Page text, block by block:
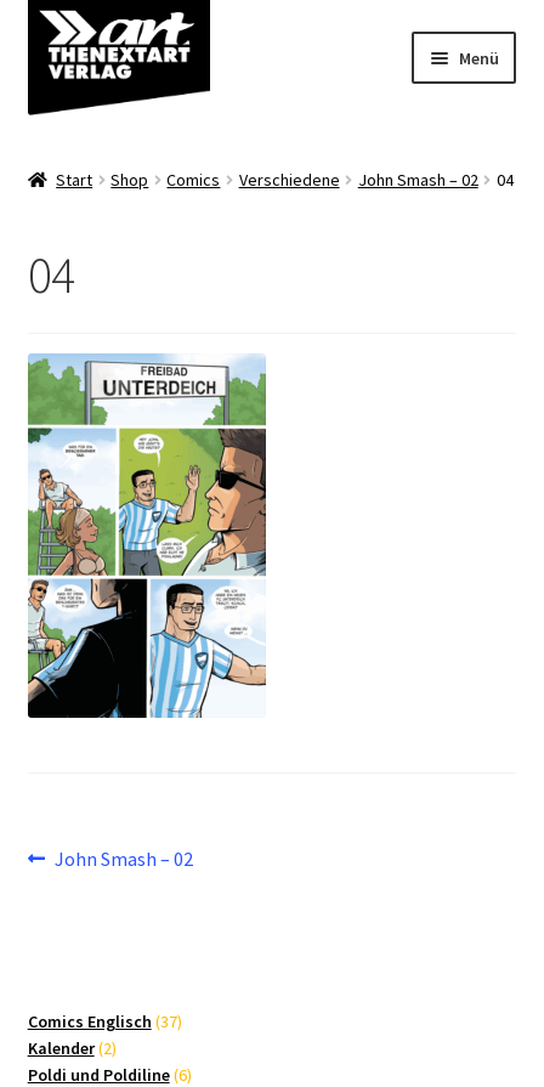
Zur
Navigation
springen
Zum
Inhalt
springen
Menü
Über uns
Start Shop Comics Verschiedene John Smash – 02 04
04
Beitragsnavigation
Vorheriger
John Smash – 02
Comics Englisch 3737
Kalender 22
Produkte
Poldi und Poldiline 66